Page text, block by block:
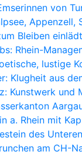
von
Appenzell,
Bleiben
Rhein-
lustige
Klugheit aus
Kunstwerk und
a. Rhein mit
des
am CH-